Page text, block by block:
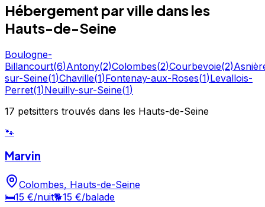
Hébergement par ville dans les
Hauts-de-Seine
Boulogne-
Billancourt(6)Antony(2)Colombes(2)Courbevoie(2)
sur-Seine(1)Chaville(1)Fontenay-aux-Roses(1)Levallois-
Perret(1)Neuilly-sur-Seine(1)
17 petsitters trouvés dans les Hauts-de-Seine
🐾
Marvin
Colombes, Hauts-de-Seine
🛏️15 €/nuit🐕15 €/balade